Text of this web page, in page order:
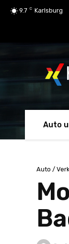
9.7 C Karlsburg
Auto
Auto /